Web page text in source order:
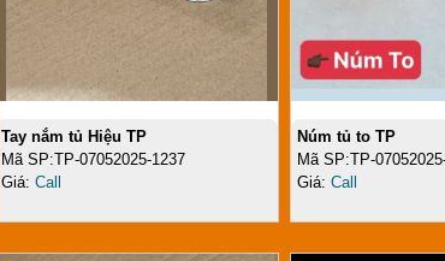
Tay nắm tủ Hiệu TP
Mã SP:TP-07052025-1237
Giá: Call
Núm tủ to TP
Mã SP:TP-
Giá: Call